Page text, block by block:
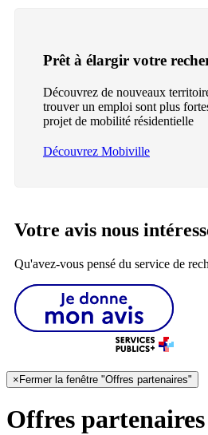
Prêt à élargir votre
Découvrez de nouveaux
trouver un emploi sont plus
projet de mobilité résidentielle
Découvrez Mobiville
Votre avis nous
Qu'avez-vous pensé du service de
× Fermer la fenêtre "Offres partenaires"
Offres partenaires